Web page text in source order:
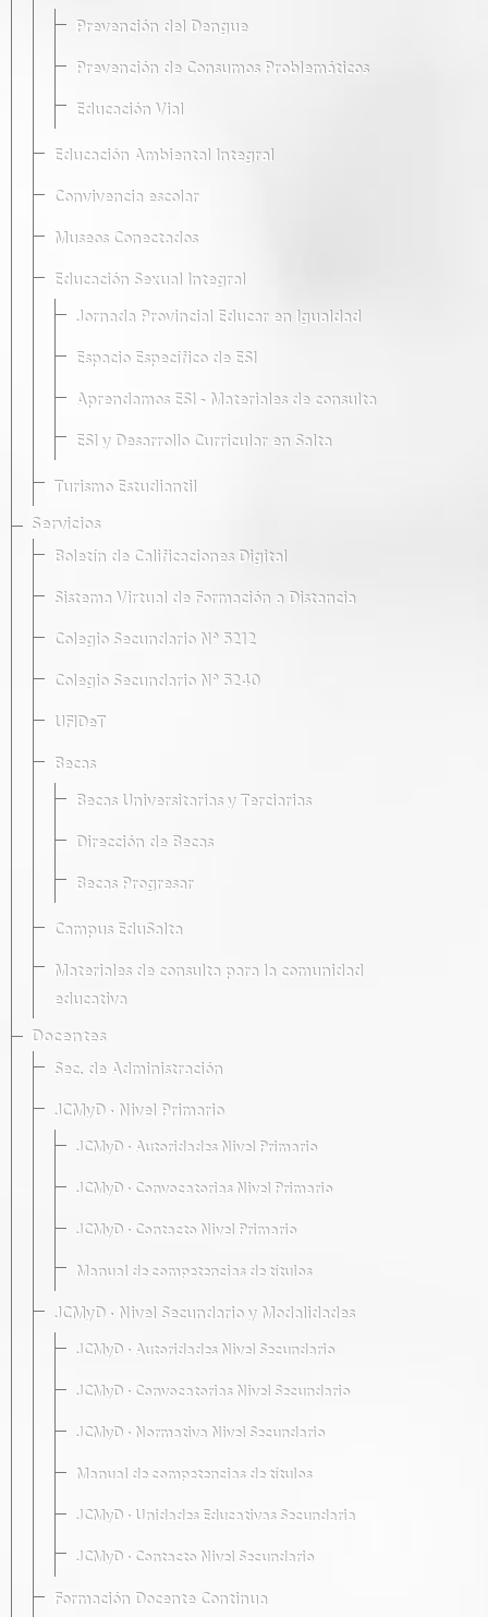
Prevención del Dengue
Prevención de Consumos Problemáticos
Educación Vial
Educación Ambiental Integral
Convivencia escolar
Museos Conectados
Educación Sexual Integral
Jornada Provincial Educar en Igualdad
Espacio Específico de ESI
Aprendamos ESI - Materiales de consulta
ESI y Desarrollo Curricular en Salta
Turismo Estudiantil
Servicios
Boletín de Calificaciones Digital
Sistema Virtual de Formación a Distancia
Colegio Secundario Nº 5212
Colegio Secundario Nº 5240
UFIDeT
Becas
Becas Universitarias y Terciarias
Dirección de Becas
Becas Progresar
Campus EduSalta
Materiales de consulta para la comunidad
educativa
Docentes
Sec. de Administración
JCMyD · Nivel Primario
JCMyD · Autoridades Nivel Primario
JCMyD · Convocatorias Nivel Primario
JCMyD · Contacto Nivel Primario
Manual de competencias de títulos
JCMyD · Nivel Secundario y Modalidades
JCMyD · Autoridades Nivel Secundario
JCMyD · Convocatorias Nivel Secundario
JCMyD · Normativa Nivel Secundario
Manual de competencias de títulos
JCMyD · Unidades Educativas Secundaria
JCMyD · Contacto Nivel Secundario
Formación Docente Continua